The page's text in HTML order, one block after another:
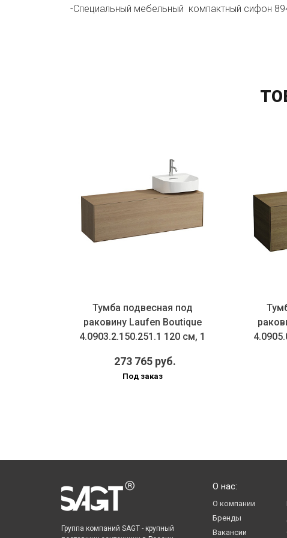
-Специальный мебельный компактный сифон
Тумба подвесная под
раковину Laufen Boutique
4.0903.2.150.251.1 120 см, 1
273 765 руб.
Под заказ
Группа компаний SAGT - крупный
О нас:
О компании
Бренды
Вакансии